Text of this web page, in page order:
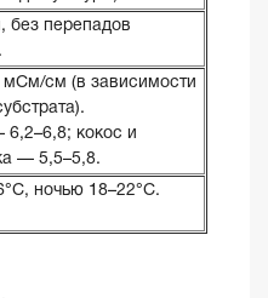
без перепадов
мСм/см (в зависимости
6,2–6,8; кокос и
— 5,5–5,8.
ночью 18–22°C.